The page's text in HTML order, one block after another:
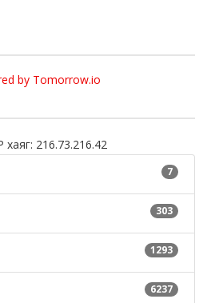
216.73.216.42
7
303
1293
6237